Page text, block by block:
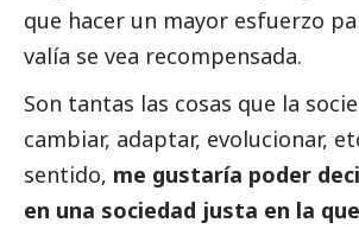
que hacer un mayor esfuerzo
valía se vea recompensada.
Son tantas las cosas que la
cambiar, adaptar, evolucionar,
sentido, me gustaría poder
en una sociedad justa en la